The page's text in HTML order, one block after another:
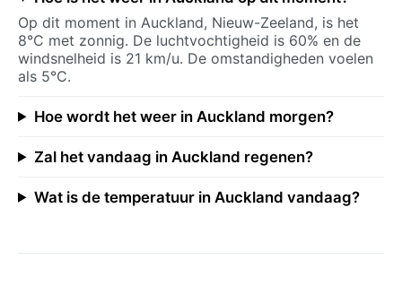
Op dit moment in Auckland, Nieuw-Zeeland, is het
8°C met zonnig. De luchtvochtigheid is 60% en de
windsnelheid is 21 km/u. De omstandigheden voelen
als 5°C.
Hoe wordt het weer in Auckland morgen?
Zal het vandaag in Auckland regenen?
Wat is de temperatuur in Auckland vandaag?